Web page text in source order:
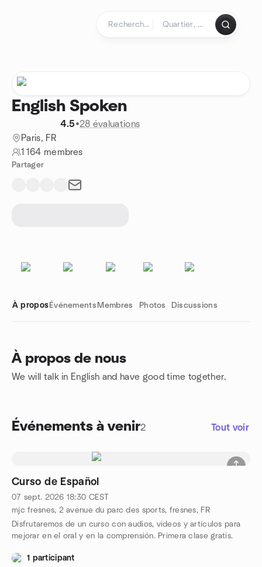
English Spoken
4.5•28 évaluations
Paris, FR
1 164 membres
Partager
À propos Événements Membres Photos Discussions
À propos de nous
We will talk in English and have good time together.
Événements à venir2 Tout voir
Curso de Español
07 sept. 2026 18:30 CEST
mjc fresnes, 2 avenue du parc des sports, fresnes, FR
Disfrutaremos de un curso con audios, videos y artículos para
mejorar en el oral y en la comprensión. Primera clase gratis.
1 participant